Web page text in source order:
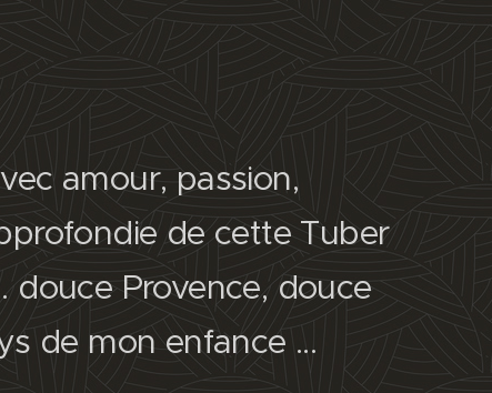
amour, passion,
de cette Tuber
douce Provence, douce
de mon enfance ...